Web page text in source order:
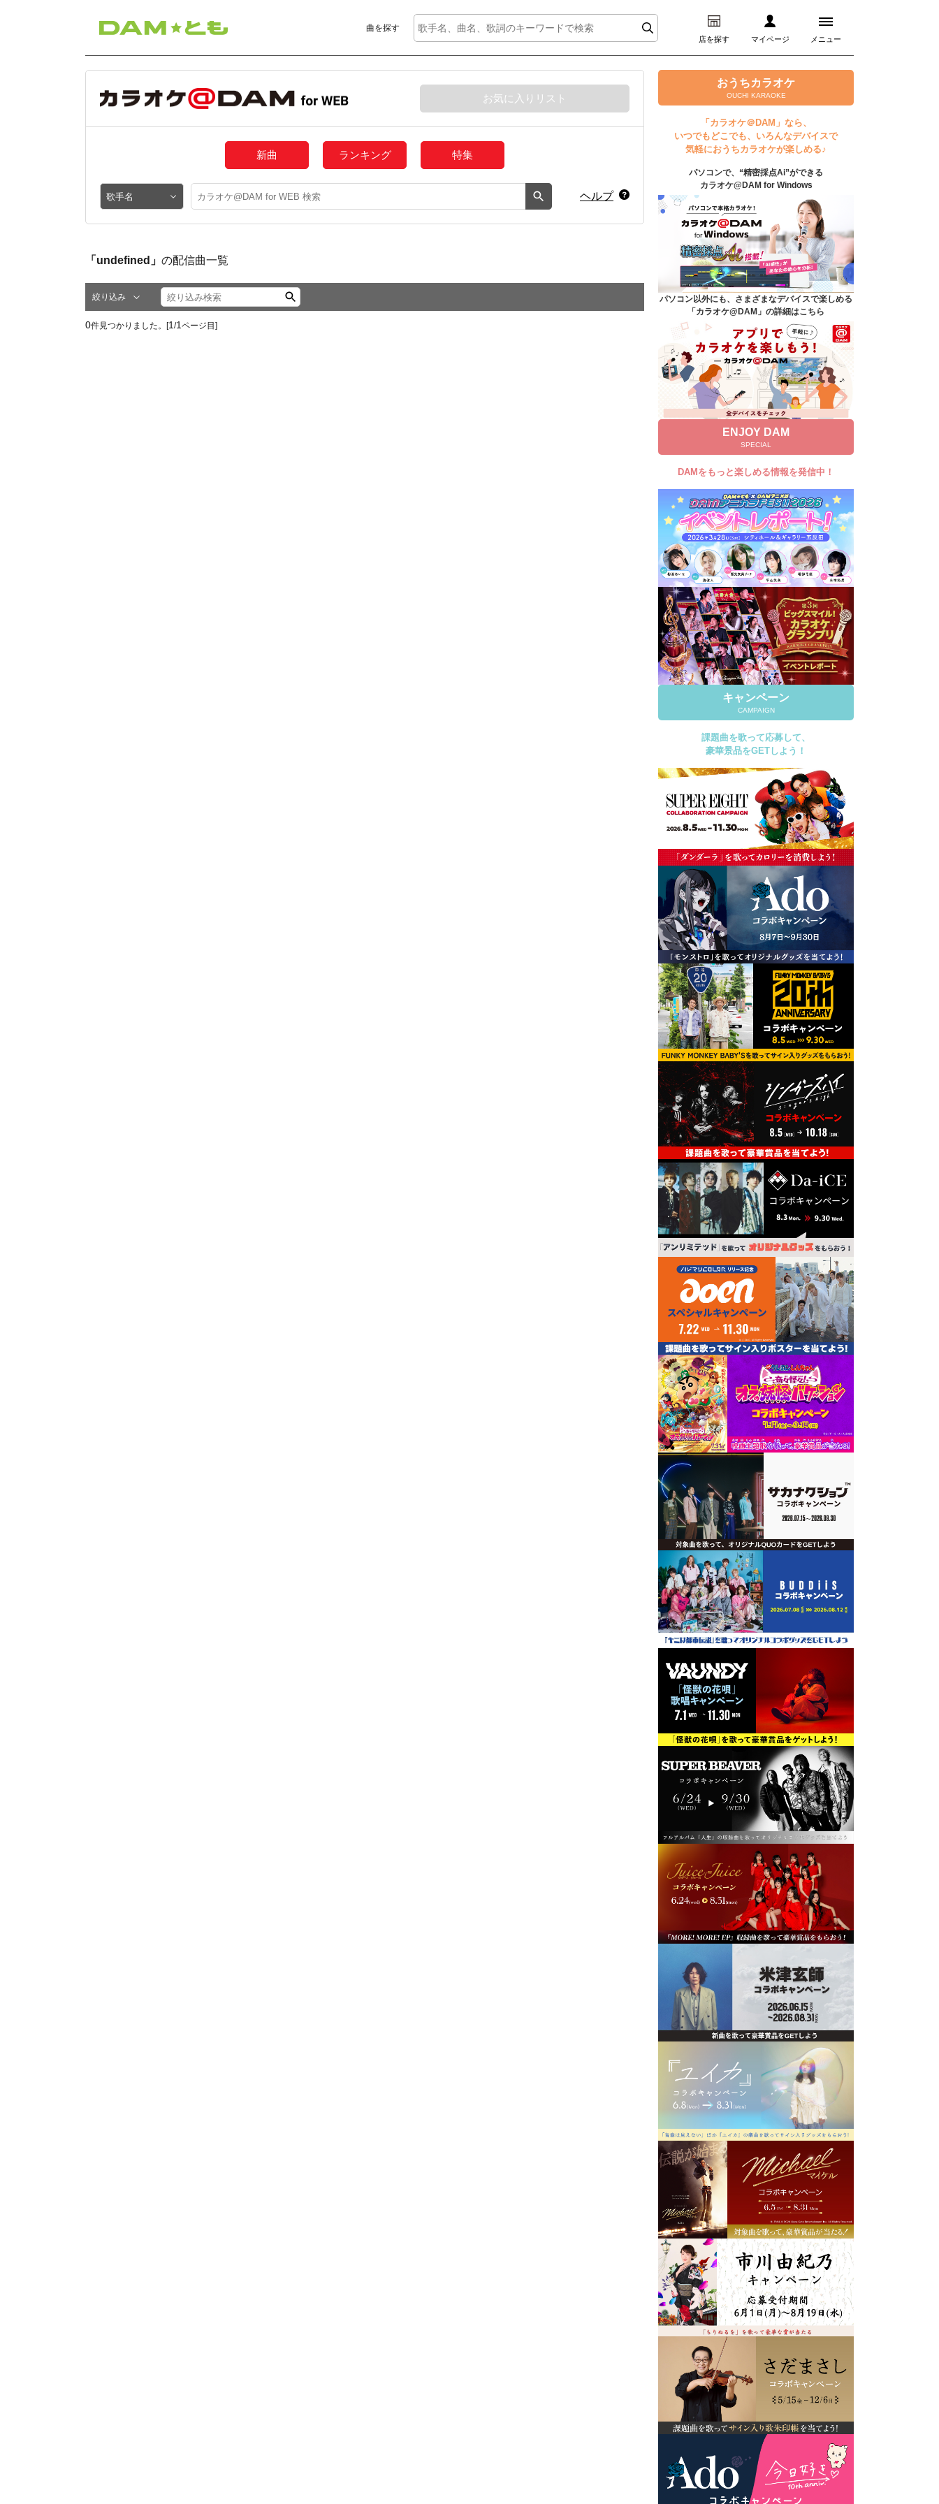
曲を探す
店を探す マイページ メニュー
ログイン
マイページ
プレミアムサービス
DAM★とも動画
DAM★とも録音
カラオケ＠DAM
ユーザー検索
キャンペーン
よくあるご質問
DAMの新曲・ランキングなど
カラオケ最新情報をチェック！
自宅でカラオケ歌い放題！
家族や友達と一緒に！練習にも！
お気に入りリスト
新曲 ランキング 特集
ヘルプ
「undefined」 の配信曲一覧
絞り込み
0件見つかりました。[1 /1 ページ目]
おうちカラオケ
OUCHI KARAOKE
「カラオケ＠DAM」なら、
いつでもどこでも、いろんなデバイスで
気軽におうちカラオケが楽しめる♪
パソコンで、“精密採点Ai”ができる
カラオケ@DAM for Windows
パソコン以外にも、さまざまなデバイスで楽しめる
「カラオケ@DAM」の詳細はこちら
ENJOY DAM
SPECIAL
DAMをもっと楽しめる情報を発信中！
キャンペーン
CAMPAIGN
課題曲を歌って応募して、
豪華景品をGETしよう！